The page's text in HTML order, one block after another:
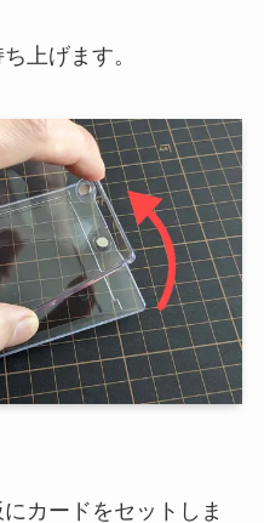
上げます。
カードをセットしま